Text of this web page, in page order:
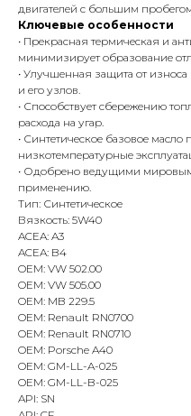
двигателей с большим
Ключевые особенности
• Прекрасная термическая и
минимизирует образование
• Улучшенная защита от
и его узлов.
• Способствует сбережению
расхода на угар.
• Синтетическое базовое
низкотемпературные
• Одобрено ведущими
применению.
Тип: Синтетическое
Вязкость: 5W40
ACEA: A3
ACEA: B4
OEM: VW 502.00
OEM: VW 505.00
OEM: MB 229.5
OEM: Renault RN0700
OEM: Renault RN0710
OEM: Porsche A40
OEM: GM-LL-A-025
OEM: GM-LL-B-025
API: SN